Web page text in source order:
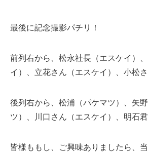
最後に記念撮影パチリ！
前列右から、松永社長（エスケイ）
イ）、立花さん（エスケイ）、小松さ
後列右から、松浦（パケマツ）、矢
ツ）、川口さん（エスケイ）、明石君
皆様ももし、ご興味ありましたら、